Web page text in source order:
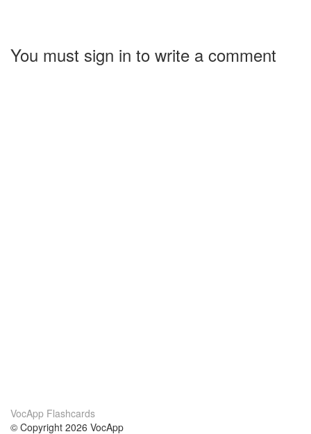
You must sign in to write a comment
VocApp Flashcards
© Copyright 2026 VocApp